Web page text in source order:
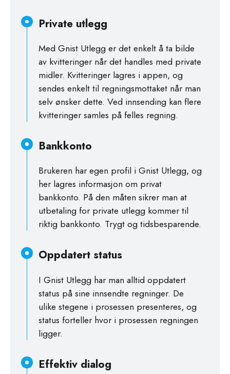
Private utlegg
Med Gnist Utlegg er det enkelt å ta bilde
av kvitteringer når det handles med private
midler. Kvitteringer lagres i appen, og
sendes enkelt til regningsmottaket når man
selv ønsker dette. Ved innsending kan flere
kvitteringer samles på felles regning.
Bankkonto
Brukeren har egen profil i Gnist Utlegg, og
her lagres informasjon om privat
bankkonto. På den måten sikrer man at
utbetaling for private utlegg kommer til
riktig bankkonto. Trygt og tidsbesparende.
Oppdatert status
I Gnist Utlegg har man alltid oppdatert
status på sine innsendte regninger. De
ulike stegene i prosessen presenteres, og
status forteller hvor i prosessen regningen
ligger.
Effektiv dialog